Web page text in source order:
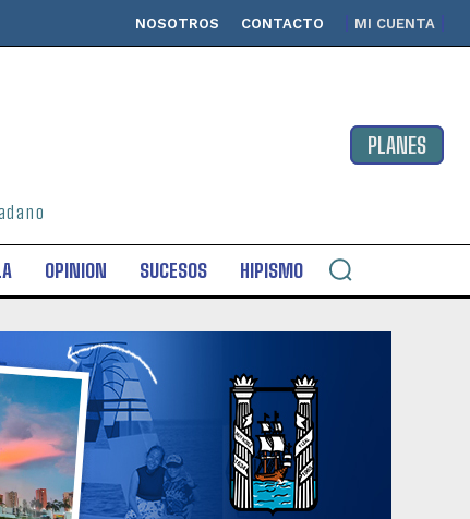
NOSOTROS CONTACTO MI CUENTA
PLANES
OPINION SUCESOS HIPISMO